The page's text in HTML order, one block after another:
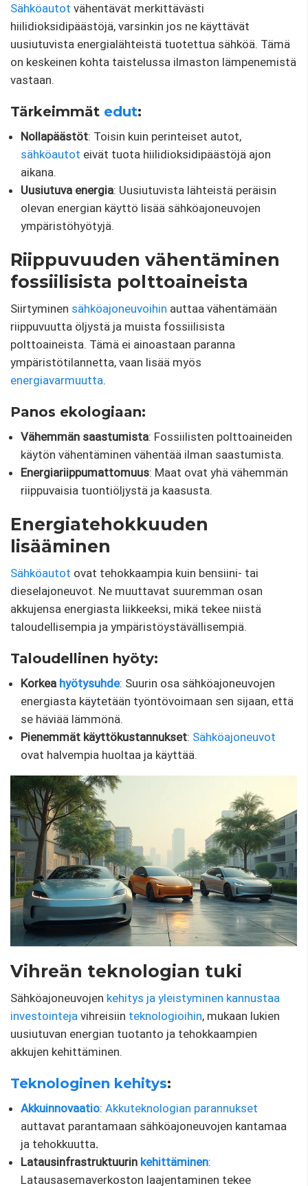
Sähköautot vähentävät merkittävästi
hiilidioksidipäästöjä, varsinkin jos ne käyttävät
uusiutuvista energialähteistä tuotettua sähköä. Tämä
on keskeinen kohta taistelussa ilmaston lämpenemistä
vastaan.
Tärkeimmät edut:
Nollapäästöt: Toisin kuin perinteiset autot,
sähköautot eivät tuota hiilidioksidipäästöjä ajon
aikana.
Uusiutuva energia: Uusiutuvista lähteistä peräisin
olevan energian käyttö lisää sähköajoneuvojen
ympäristöhyötyjä.
Riippuvuuden vähentäminen
fossiilisista polttoaineista
Siirtyminen sähköajoneuvoihin auttaa vähentämään
riippuvuutta öljystä ja muista fossiilisista
polttoaineista. Tämä ei ainoastaan ​​paranna
ympäristötilannetta, vaan lisää myös
energiavarmuutta.
Panos ekologiaan:
Vähemmän saastumista: Fossiilisten polttoaineiden
käytön vähentäminen vähentää ilman saastumista.
Energiariippumattomuus: Maat ovat yhä vähemmän
riippuvaisia ​​tuontiöljystä ja kaasusta.
Energiatehokkuuden
lisääminen
Sähköautot ovat tehokkaampia kuin bensiini- tai
dieselajoneuvot. Ne muuttavat suuremman osan
akkujensa energiasta liikkeeksi, mikä tekee niistä
taloudellisempia ja ympäristöystävällisempiä.
Taloudellinen hyöty:
Korkea hyötysuhde: Suurin osa sähköajoneuvojen
energiasta käytetään työntövoimaan sen sijaan, että
se häviää lämmönä.
Pienemmät käyttökustannukset: Sähköajoneuvot
ovat halvempia huoltaa ja käyttää.
Vihreän teknologian tuki
Sähköajoneuvojen kehitys ja yleistyminen kannustaa
investointeja vihreisiin teknologioihin, mukaan lukien
uusiutuvan energian tuotanto ja tehokkaampien
akkujen kehittäminen.
Teknologinen kehitys:
Akkuinnovaatio: Akkuteknologian parannukset
auttavat parantamaan sähköajoneuvojen kantamaa
ja tehokkuutta.
Latausinfrastruktuurin kehittäminen:
Latausasemaverkoston laajentaminen tekee